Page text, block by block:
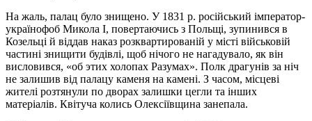
На жаль, палац було знищено. У 1831 р. російський імператор-
українофоб Микола I, по­вер­та­ючись з Польщі, зупинився в
Козельці й віддав наказ розквартированій у місті військовій
час­ти­ні зни­щи­ти будівлі, щоб нічого не нагадувало, як він
висловився, «об этих холопах Разумах». Полк дра­­гу­нів за ніч
не залишив від палацу каменя на камені. З часом, місцеві
жителі розтянули по дво­рах за­лишки цегли та інших
матеріалів. Квітуча колись Олексіївщина занепала.